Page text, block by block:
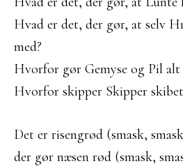
Hvad er det, der gør, at selv
med?
Hvorfor gør Gemyse og Pil alt
Hvorfor skipper Skipper
Det er risengrød (smask,
der gør næsen rød (smask,